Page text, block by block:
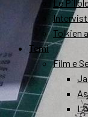
Le
Tolkien
Temi
Film e